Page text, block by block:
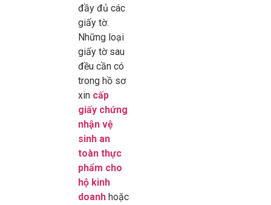
đầy đủ các
giấy tờ.
Những loại
giấy tờ sau
đều cần có
trong hồ sơ
xin cấp
giấy chứng
nhận vệ
sinh an
toàn thực
phẩm cho
hộ kinh
doanh hoặc